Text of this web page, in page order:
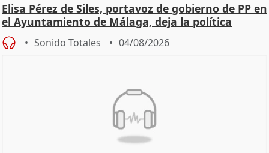
Elisa Pérez de Siles, portavoz de gobierno de PP en
el Ayuntamiento de Málaga, deja la política
Sonido Totales 04/08/2026